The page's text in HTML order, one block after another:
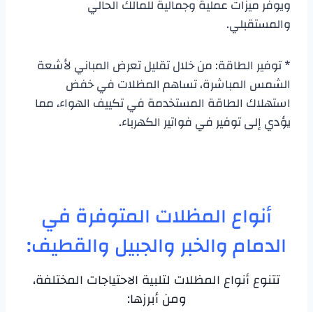
ويوفر ميزات عملية وجمالية للمالك الحالي
والمستقبلي.
* توفير الطاقة: من خلال تقليل تعرض المباني لأشعة
الشمس المباشرة، تساهم المظلات في خفض
استهلاك الطاقة المستخدمة في تكييف الهواء، مما
يؤدي إلى توفير في فواتير الكهرباء.
أنواع المظلات المتوفرة في
الدمام والخبر والجبيل والقطيف:
تتنوع أنواع المظلات لتلبية الاحتياجات المختلفة،
ومن أبرزها: